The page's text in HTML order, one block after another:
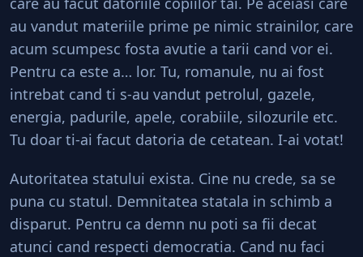
au vandut materiile prime pe nimic strainilor, care
acum scumpesc fosta avutie a tarii cand vor ei.
Pentru ca este a… lor. Tu, romanule, nu ai fost
intrebat cand ti s-au vandut petrolul, gazele,
energia, padurile, apele, corabiile, silozurile etc.
Tu doar ti-ai facut datoria de cetatean. I-ai votat!
Autoritatea statului exista. Cine nu crede, sa se
puna cu statul. Demnitatea statala in schimb a
disparut. Pentru ca demn nu poti sa fii decat
atunci cand respecti democratia. Cand nu faci